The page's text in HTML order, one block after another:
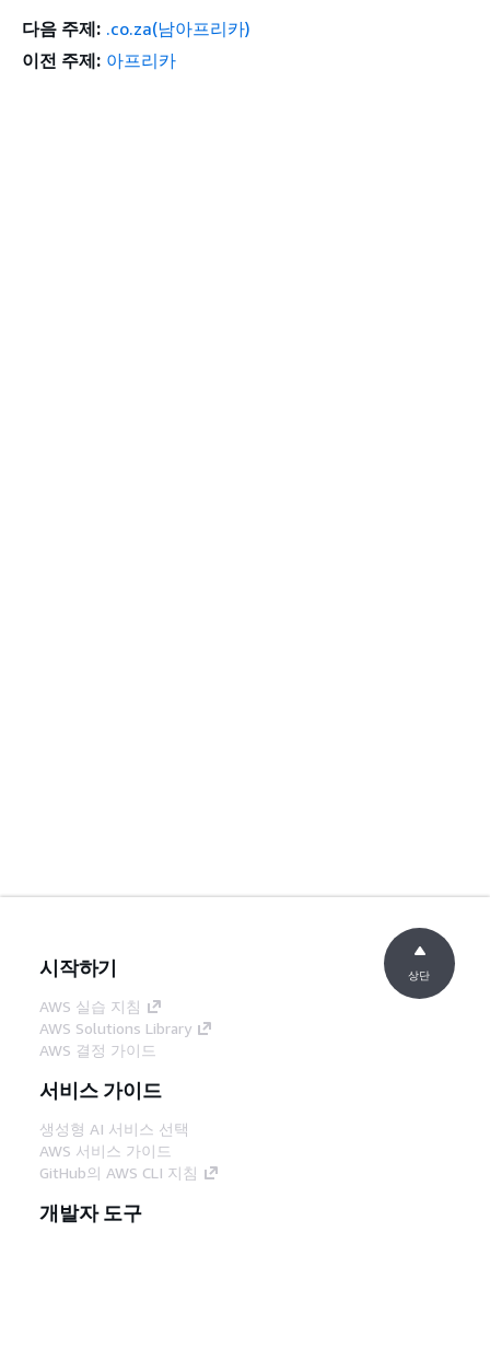
다음 주제: .co.za(남아프리카)
이전 주제: 아프리카
시작하기
AWS 실습 지침
AWS Solutions Library
AWS 결정 가이드
서비스 가이드
생성형 AI 서비스 선택
AWS 서비스 가이드
GitHub의 AWS CLI 지침
개발자 도구
상단